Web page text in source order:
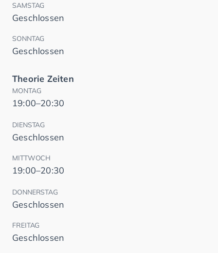
SAMSTAG
Geschlossen
SONNTAG
Geschlossen
Theorie Zeiten
MONTAG
19:00–20:30
DIENSTAG
Geschlossen
MITTWOCH
19:00–20:30
DONNERSTAG
Geschlossen
FREITAG
Geschlossen